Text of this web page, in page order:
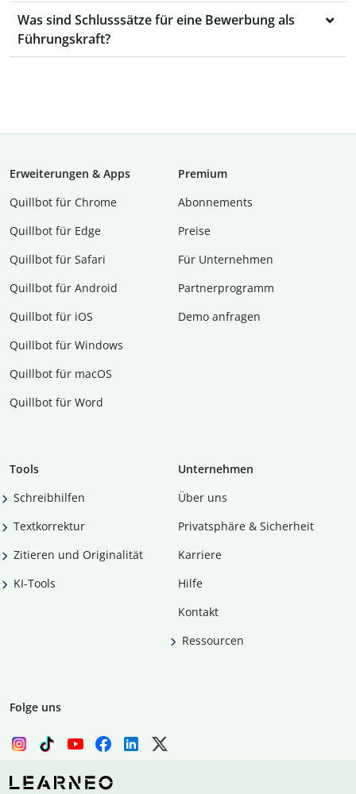
Was sind Schlusssätze für eine Bewerbung als
Führungskraft?
Erweiterungen & Apps
Quillbot für Chrome
Quillbot für Edge
Quillbot für Safari
Quillbot für Android
Quillbot für iOS
Quillbot für Windows
Quillbot für macOS
Quillbot für Word
Premium
Abon­ne­ments
Preise
Für Unternehmen
Partnerprogramm
Demo anfragen
Tools
Schreibhilfen
Textkorrektur
Zitieren und Originalität
KI-Tools
Unternehmen
Über uns
Privatsphäre & Sicherheit
Karriere
Hilfe
Kontakt
Ressourcen
Folge uns